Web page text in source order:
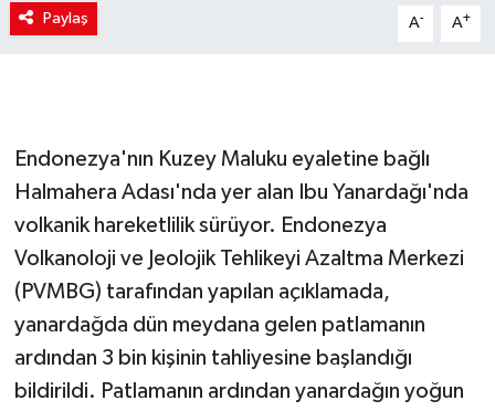
Paylaş A- A+
Endonezya'nın Kuzey Maluku eyaletine bağlı
Halmahera Adası'nda yer alan Ibu Yanardağı'nda
volkanik hareketlilik sürüyor. Endonezya
Volkanoloji ve Jeolojik Tehlikeyi Azaltma Merkezi
(PVMBG) tarafından yapılan açıklamada,
yanardağda dün meydana gelen patlamanın
ardından 3 bin kişinin tahliyesine başlandığı
bildirildi. Patlamanın ardından yanardağın yoğun